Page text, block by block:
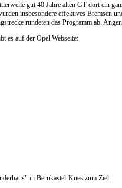
gut 40 Jahre alten GT dort ein
insbesondere effektives Bremsen
rundeten das Programm ab.
es auf der Opel Webseite:
in Bernkastel-Kues zum Ziel.